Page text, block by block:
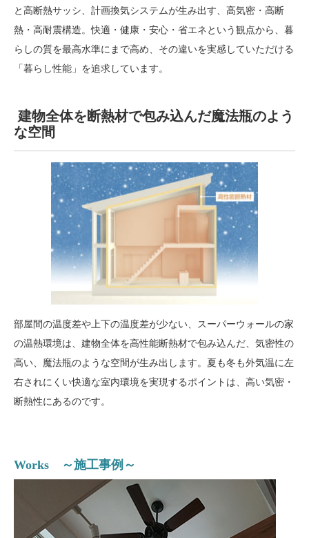
と高断熱サッシ、計画換気システムが生み出す、高気密・高断
熱・高耐震構造。快適・健康・安心・省エネという観点から、暮
らしの質を最高水準にまで高め、その違いを実感していただける
「暮らし性能」を追求しています。
建物全体を断熱材で包み込んだ魔法瓶のよう
な空間
部屋間の温度差や上下の温度差が少ない、スーパーウォールの家
の温熱環境は、建物全体を高性能断熱材で包み込んだ、気密性の
高い、魔法瓶のような空間が生み出します。夏も冬も外気温に左
右されにくい快適な室内環境を実現するポイントは、高い気密・
断熱性にあるのです。
Works ～施工事例～